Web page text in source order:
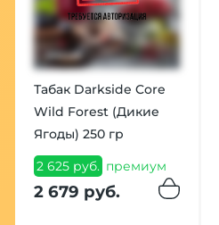
Табак Darkside Core
Wild Forest (Дикие
Ягоды) 250 гр
2 625 руб. премиум
2 679 руб.